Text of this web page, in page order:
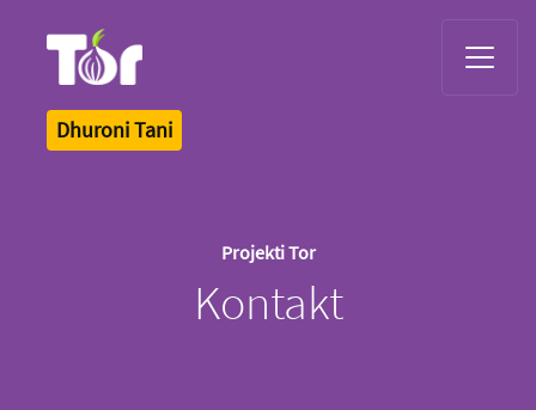
Dhuroni Tani
Projekti Tor
Kontakt